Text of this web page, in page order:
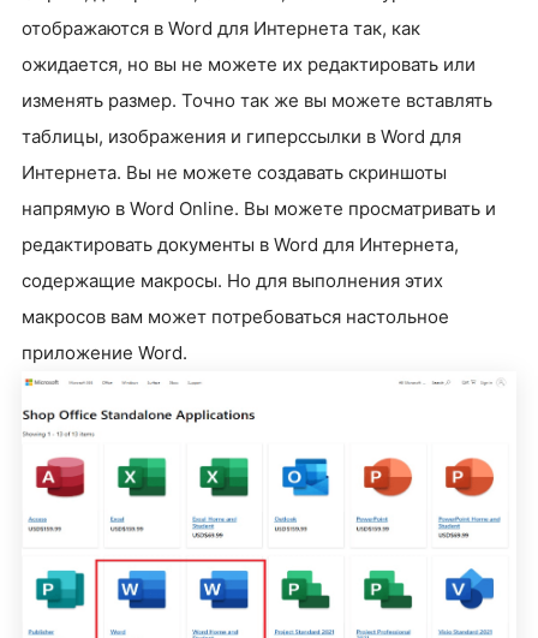
отображаются в Word для Интернета так, как
ожидается, но вы не можете их редактировать или
изменять размер. Точно так же вы можете вставлять
таблицы, изображения и гиперссылки в Word для
Интернета. Вы не можете создавать скриншоты
напрямую в Word Online. Вы можете просматривать и
редактировать документы в Word для Интернета,
содержащие макросы. Но для выполнения этих
макросов вам может потребоваться настольное
приложение Word.